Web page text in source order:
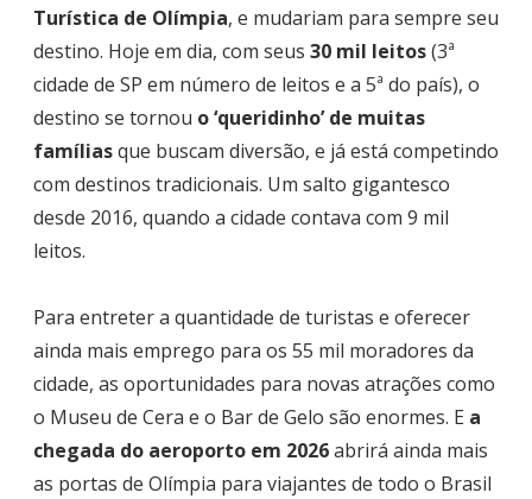
Turística de Olímpia, e mudariam para sempre seu
destino. Hoje em dia, com seus 30 mil leitos(3ª
cidade de SP em número de leitos e a 5ª do país), o
destino se tornou o ‘queridinho’ de muitas
famíliasque buscam diversão, e já está competindo
com destinos tradicionais. Um salto gigantesco
desde 2016, quando a cidade contava com 9 mil
leitos.
Para entreter a quantidade de turistas e oferecer
ainda mais emprego para os 55 mil moradores da
cidade, as oportunidades para novas atrações como
o Museu de Cera e o Bar de Gelo são enormes. E a
chegada do aeroporto em 2026abrirá ainda mais
as portas de Olímpia para viajantes de todo o Brasil